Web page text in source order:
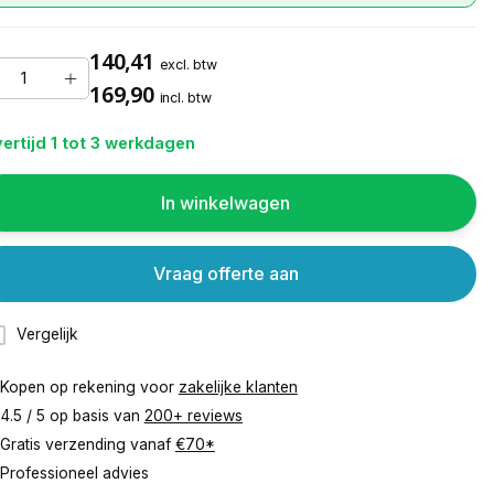
140,41 excl. btw
169,90 incl. btw
1 tot 3 werkdagen
In winkelwagen
Vergelijk
Vraag offerte aan
Kopen op rekening voor zakelijke klanten
4.5 / 5 op basis van 200+ reviews
Gratis verzending vanaf €70*
Professioneel advies